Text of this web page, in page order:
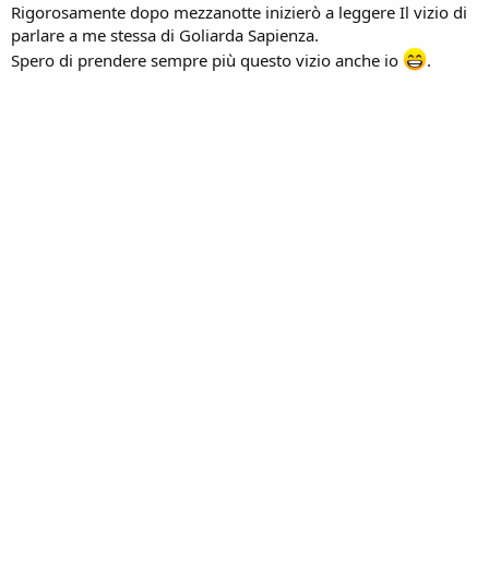
Rigorosamente dopo mezzanotte inizierò a leggere Il vizio di
parlare a me stessa di Goliarda Sapienza.
Spero di prendere sempre più questo vizio anche io
.